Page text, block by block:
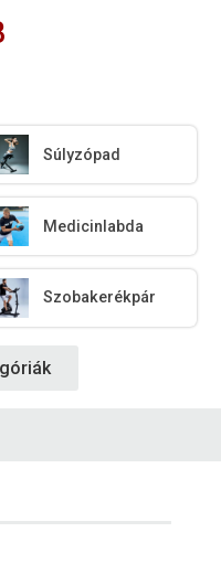
Súlyzópad
Medicinlabda
Szobakerékpár